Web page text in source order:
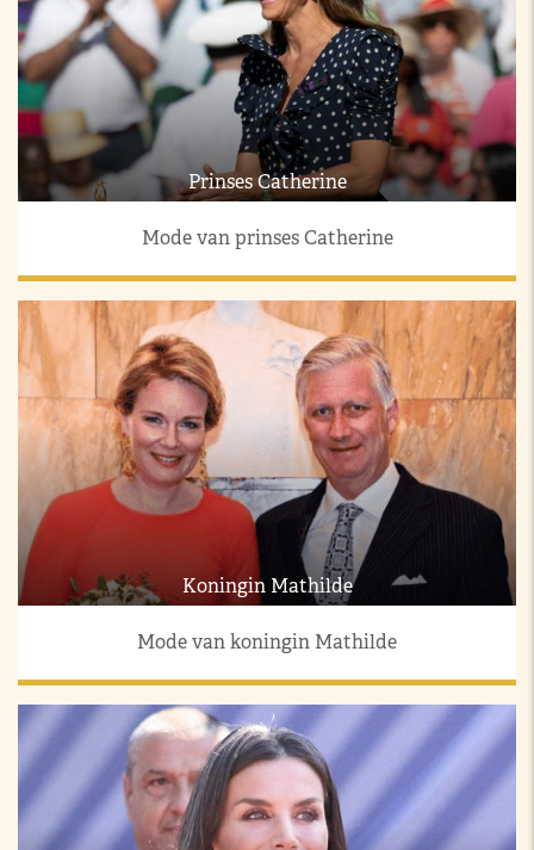
Prinses Catherine
Mode van prinses Catherine
Koningin Mathilde
Mode van koningin Mathilde